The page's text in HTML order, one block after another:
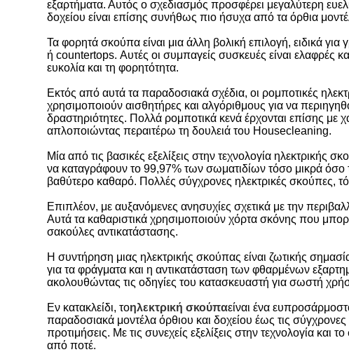
εξαρτήματα. Αυτός ο σχεδιασμός προσφέρει μεγαλύτερη
δοχείου είναι επίσης συνήθως πιο ήσυχα από τα όρθια
Τα φορητά σκούπα είναι μια άλλη βολική επιλογή, ειδικά
ή countertops. Αυτές οι συμπαγείς συσκευές είναι ελαφρές
ευκολία και τη φορητότητα.
Εκτός από αυτά τα παραδοσιακά σχέδια, οι ρομποτικές
χρησιμοποιούν αισθητήρες και αλγόριθμους για να
δραστηριότητες. Πολλά ρομποτικά κενά έρχονται επίσης
απλοποιώντας περαιτέρω τη δουλειά του Housecleaning.
Μία από τις βασικές εξελίξεις στην τεχνολογία
να καταγράφουν το 99,97% των σωματιδίων τόσο μικρά όσο
βαθύτερο καθαρό. Πολλές σύγχρονες ηλεκτρικές σκούπες,
Επιπλέον, με αυξανόμενες ανησυχίες σχετικά με την
Αυτά τα καθαριστικά χρησιμοποιούν χόρτα σκόνης που
σακούλες αντικατάστασης.
Η συντήρηση μιας ηλεκτρικής σκούπας είναι ζωτικής
για τα φράγματα και η αντικατάσταση των φθαρμένων
ακολουθώντας τις οδηγίες του κατασκευαστή για σωστή
Εν κατακλείδι, τοηλεκτρική σκούπαείναι ένα
παραδοσιακά μοντέλα όρθιου και δοχείου έως τις
προτιμήσεις. Με τις συνεχείς εξελίξεις στην τεχνολογία και
από ποτέ.